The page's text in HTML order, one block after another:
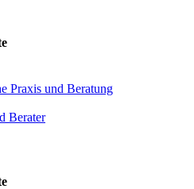
Pra­xis und Be­ra­tung
Be­ra­ter